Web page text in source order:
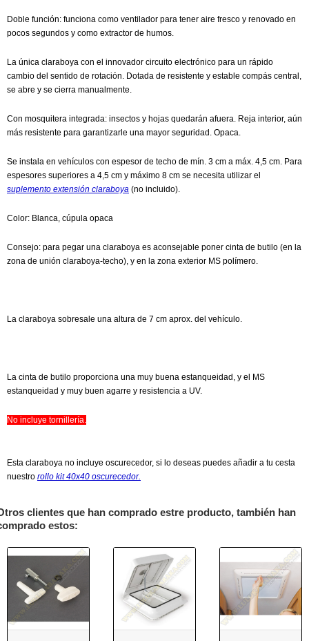
Doble función: funciona como ventilador para tener aire fresco y renovado en
pocos segundos y como extractor de humos.
La única claraboya con el innovador circuito electrónico para un rápido
cambio del sentido de rotación. Dotada de resistente y estable compás central,
se abre y se cierra manualmente.
Con mosquitera integrada: insectos y hojas quedarán afuera. Reja interior, aún
más resistente para garantizarle una mayor seguridad. Opaca.
Se instala en vehículos con espesor de techo de mín. 3 cm a máx. 4,5 cm. Para
espesores superiores a 4,5 cm y máximo 8 cm se necesita utilizar el
suplemento extensión claraboya (no incluido).
Color: Blanca, cúpula opaca
Consejo: para pegar una claraboya es aconsejable poner cinta de butilo (en la
zona de unión claraboya-techo), y en la zona exterior MS polímero.
La claraboya sobresale una altura de 7 cm aprox. del vehículo.
La cinta de butilo proporciona una muy buena estanqueidad, y el MS
estanqueidad y muy buen agarre y resistencia a UV.
No incluye tornillería.
Esta claraboya no incluye oscurecedor, si lo deseas puedes añadir a tu cesta
nuestro rollo kit 40x40 oscurecedor.
clientes que han comprado estre producto, también han
estos: